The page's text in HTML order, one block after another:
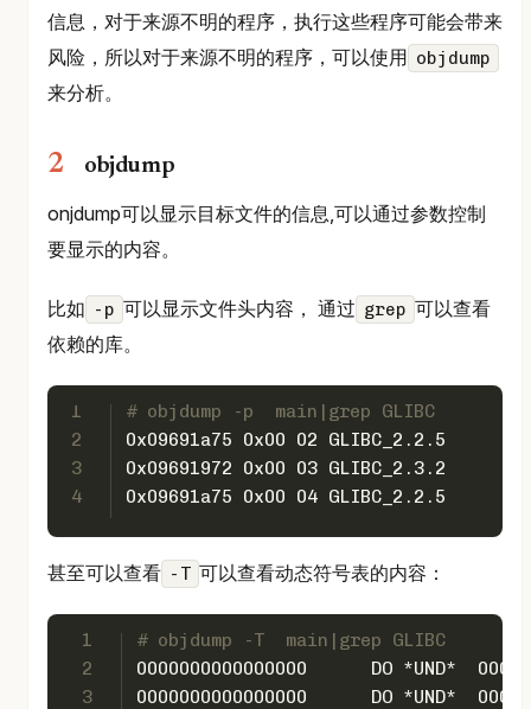
信息，对于来源不明的程序，执行这些程序可能会带来
风险，所以对于来源不明的程序，可以使用 objdump
来分析。
objdump
onjdump可以显示目标文件的信息,可以通过参数控制
要显示的内容。
比如 -p 可以显示文件头内容， 通过 grep 可以查看
依赖的库。
1
2
3
4
# objdump -p  main|grep GLIBC
0x09691a75 0x00 02 GLIBC_2.2.5
0x09691972 0x00 03 GLIBC_2.3.2
0x09691a75 0x00 04 GLIBC_2.2.5
甚至可以查看 -T 可以查看动态符号表的内容：
1
2
3
# objdump -T  main|grep GLIBC